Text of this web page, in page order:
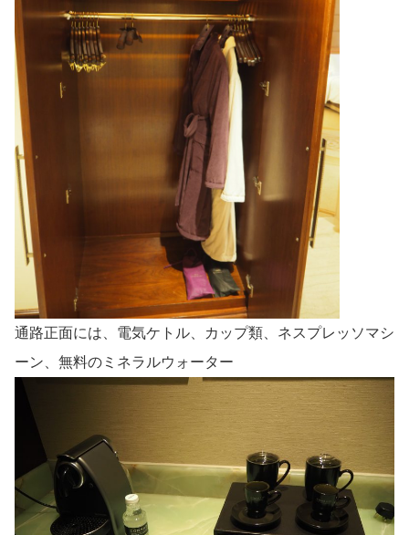
通路正面には、電気ケトル、カップ類、ネスプレッソマシ
ーン、無料のミネラルウォーター